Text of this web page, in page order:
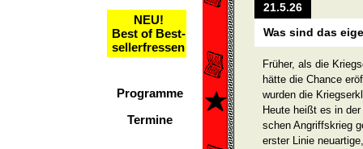
NEU!
Best of Best-
sellerfressen
Programme
Termine
21.5.26
Was sind das
Früher, als die
hätte die Chance
wurden die
Heute heißt es in
schen Angriffskrieg
erster Linie